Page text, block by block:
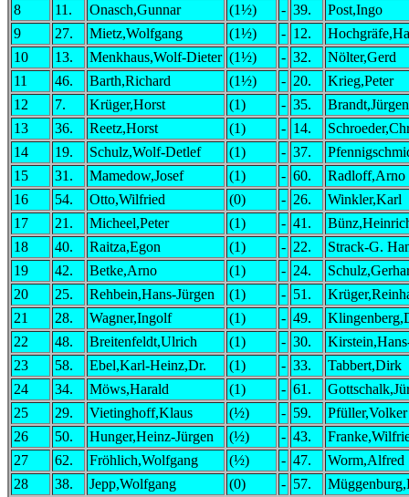
8
11. Onasch,Gunnar (1½) - 39.
Post,Ingo
9
27. Mietz,Wolfgang (1½) - 12.
10
13. Menkhaus,Wolf-Dieter (1½) - 32.
Nölter,Gerd
11
46. Barth,Richard (1½) - 20.
Krieg,Peter
12
7. Krüger,Horst (1) - 35.
Brandt,Jürgen
13
36. Reetz,Horst (1) - 14.
14
19. Schulz,Wolf-Detlef (1) - 37.
15
31. Mamedow,Josef (1) - 60.
Radloff,Arno
16
54. Otto,Wilfried (0) - 26.
Winkler,Karl
17
21. Micheel,Peter (1) - 41.
18
40. Raitza,Egon (1) - 22.
Strack-G.
19
42. Betke,Arno (1) - 24.
20
25. Rehbein,Hans-Jürgen (1) - 51.
21
28. Wagner,Ingolf (1) - 49.
22
48. Breitenfeldt,Ulrich (1) - 30.
23
58. Ebel,Karl-Heinz,Dr. (1) - 33.
Tabbert,Dirk
24
34. Möws,Harald (1) - 61.
25
29. Vietinghoff,Klaus (½) - 59.
Pfüller,Volker
26
50. Hunger,Heinz-Jürgen (½) - 43.
27
62. Fröhlich,Wolfgang (½) - 47.
Worm,Alfred
28
38. Jepp,Wolfgang (0) - 57.